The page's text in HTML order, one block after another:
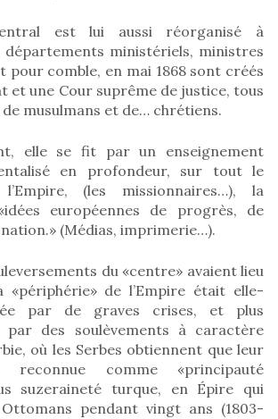
est lui aussi réorganisé à
départements ministériels, ministres
pour comble, en mai 1868 sont créés
et une Cour suprême de justice, tous
musulmans et de… chrétiens.
elle se fit par un enseignement
en profondeur, sur tout le
(les missionnaires…), la
européennes de progrès, de
(Médias, imprimerie…).
du «centre» avaient lieu
«périphérie» de l’Empire était elle-
par de graves crises, et plus
par des soulèvements à caractère
où les Serbes obtiennent que leur
reconnue comme «principauté
suzeraineté turque, en Épire qui
pendant vingt ans (1803-